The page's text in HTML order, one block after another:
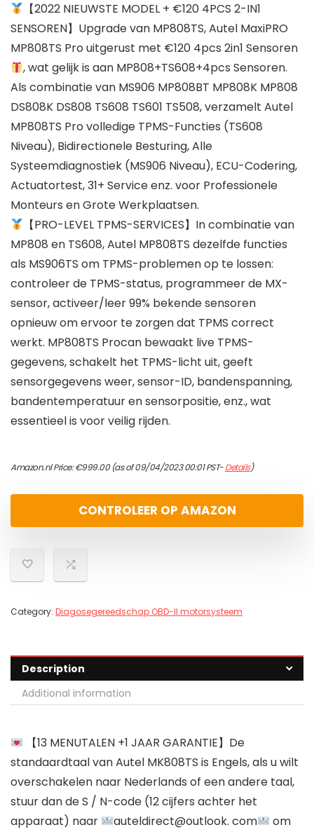
【2022 NIEUWSTE MODEL + €120 4PCS 2-IN1
SENSOREN】Upgrade van MP808TS, Autel MaxiPRO
MP808TS Pro uitgerust met €120 4pcs 2in1 Sensoren
, wat gelijk is aan MP808+TS608+4pcs Sensoren.
Als combinatie van MS906 MP808BT MP808K MP808
DS808K DS808 TS608 TS601 TS508, verzamelt Autel
MP808TS Pro volledige TPMS-Functies (TS608
Niveau), Bidirectionele Besturing, Alle
Systeemdiagnostiek (MS906 Niveau), ECU-Codering,
Actuatortest, 31+ Service enz. voor Professionele
Monteurs en Grote Werkplaatsen.
【PRO-LEVEL TPMS-SERVICES】In combinatie van
MP808 en TS608, Autel MP808TS dezelfde functies
als MS906TS om TPMS-problemen op te lossen:
controleer de TPMS-status, programmeer de MX-
sensor, activeer/leer 99% bekende sensoren
opnieuw om ervoor te zorgen dat TPMS correct
werkt. MP808TS Procan bewaakt live TPMS-
gegevens, schakelt het TPMS-licht uit, geeft
sensorgegevens weer, sensor-ID, bandenspanning,
bandentemperatuur en sensorpositie, enz., wat
essentieel is voor veilig rijden.
Amazon.nl Price:€999.00(as of 09/04/2023 00:01 PST-Details)
CONTROLEER OP AMAZON
Category: Diagosegereedschap OBD-II motorsysteem
Description
Additional information
【13 MENUTALEN +1 JAAR GARANTIE】De
standaardtaal van Autel MK808TS is Engels, als u wilt
overschakelen naar Nederlands of een andere taal,
stuur dan de S / N-code (12 cijfers achter het
apparaat) naar
auteldirect@outlook. com
om